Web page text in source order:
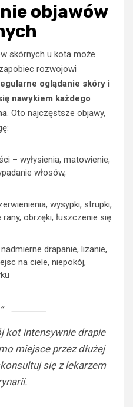
objawów
skórnych u kota może
rozwojowi
oglądanie skóry i
nawykiem każdego
. Oto najczęstsze objawy,
– wyłysienia, matowienie,
włosów,
wysypki, strupki,
obrzęki, łuszczenie się
drapanie, lizanie,
na ciele, niepokój,
kot intensywnie drapie
miejsce przez dłużej
się z lekarzem